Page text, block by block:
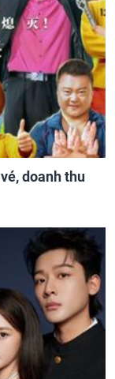
doanh thu